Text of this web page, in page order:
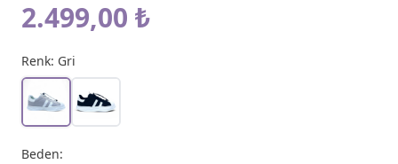
2.499,00 ₺
Renk: Gri
Beden: